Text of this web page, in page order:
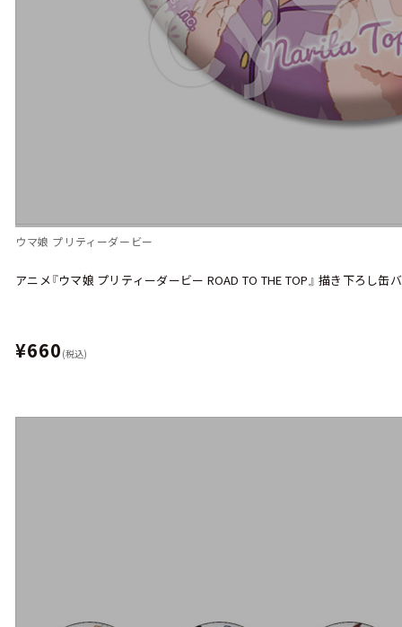
ウマ娘 プリティーダービー
アニメ『ウマ娘 プリティーダービー ROAD TO THE TOP』 描き下ろし缶
¥660 (税込)